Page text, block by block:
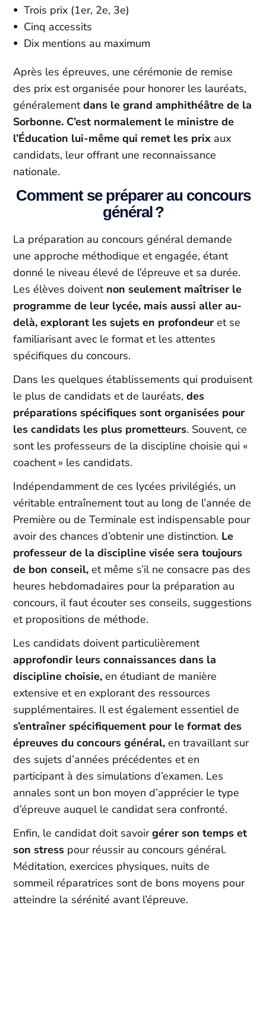
Trois prix (1er, 2e, 3e)
Cinq accessits
Dix mentions au maximum
Après les épreuves, une cérémonie de remise
des prix est organisée pour honorer les lauréats,
généralementdans le grand amphithéâtre de la
Sorbonne. C’est normalement le ministre de
l’Éducation lui-même qui remet les prix aux
candidats, leur offrant une reconnaissance
nationale.
Comment se préparer au concours
général ?
La préparation au concours général demande
une approche méthodique et engagée, étant
donné le niveau élevé de l’épreuve et sa durée.
Les élèves doivent non seulement maîtriser le
programme de leur lycée, mais aussi aller au-
delà, explorant les sujets en profondeur et se
familiarisant avec le format et les attentes
spécifiques du concours.
Dans les quelques établissements qui produisent
le plus de candidats et de lauréats,des
préparations spécifiques sont organisées pour
les candidats les plus prometteurs. Souvent, ce
sont les professeurs de la discipline choisie qui «
coachent » les candidats.
Indépendamment de ces lycées privilégiés, un
véritable entraînement tout au long de l’année de
Première ou de Terminale est indispensable pour
avoir des chances d’obtenir une distinction. Le
professeur de la discipline visée sera toujours
de bon conseil, et même s’il ne consacre pas des
heures hebdomadaires pour la préparation au
concours, il faut écouter ses conseils, suggestions
et propositions de méthode.
Les candidats doivent particulièrement
approfondir leurs connaissances dans la
discipline choisie, en étudiant de manière
extensive et en explorant des ressources
supplémentaires. Il est également essentiel de
s’entraîner spécifiquement pour le format des
épreuves du concours général, en travaillant sur
des sujets d’années précédentes et en
participant à des simulations d’examen. Les
annales sont un bon moyen d’apprécier le type
d’épreuve auquel le candidat sera confronté.
Enfin, le candidat doit savoirgérer son temps et
son stress pour réussir au concours général.
Méditation, exercices physiques, nuits de
sommeil réparatrices sont de bons moyens pour
atteindre la sérénité avant l’épreuve.